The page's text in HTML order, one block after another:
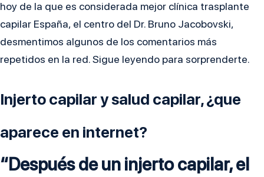
hoy de la que es considerada mejor clínica trasplante
capilar España, el centro del Dr. Bruno Jacobovski,
desmentimos algunos de los comentarios más
repetidos en la red. Sigue leyendo para sorprenderte.
Injerto capilar y salud capilar, ¿que
aparece en internet?
“Después de un injerto capilar, el